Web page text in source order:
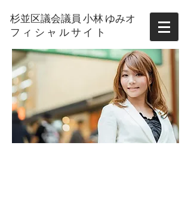
杉並区議会議員 小林 ゆみオ
フィシャルサイト